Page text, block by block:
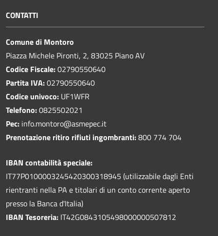
CONTATTI
Comune di Montoro
Piazza Michele Pironti, 2, 83025 Piano AV
Codice Fiscale:02790550640
Partita IVA:02790550640
Codice univoco: UF1WFR
Telefono:0825502021
Pec: info.montoro@asmepec.it
Prenotazione ritiro rifiuti ingombranti:800 774 704
IBAN contabilità speciale:
IT77P0100003245420300318945 (utilizzabile dagli Enti
rientranti nella PA e titolari di un conto corrente aperto
presso la Banca d'Italia)
IBAN Tesoreria: IT42G0843105498000000507812